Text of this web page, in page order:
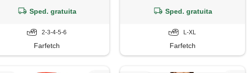
Sped. gratuita
2-3-4-5-6
Farfetch
Sped. gratuita
L-XL
Farfetch